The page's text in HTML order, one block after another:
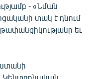
- «Նման
տակ է դնում
եւ
Կենտրոնական